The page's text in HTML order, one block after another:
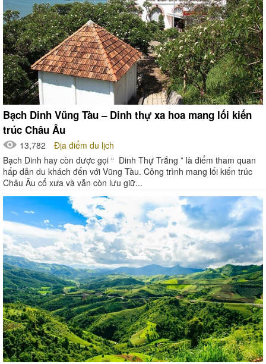
Bạch Dinh Vũng Tàu – Dinh thự xa hoa mang lối kiến
trúc Châu Âu
13,782
Địa điểm du lịch
Bạch Dinh hay còn được gọi “ Dinh Thự Trắng ” là điểm tham quan
hấp dẫn du khách đến với Vũng Tàu. Công trình mang lối kiến trúc
Châu Âu cổ xưa và vẫn còn lưu giữ...